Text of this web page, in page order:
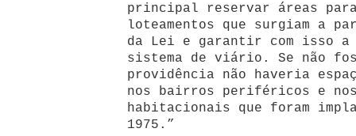
principal reservar áreas
loteamentos que surgiam a
da Lei e garantir com isso a
sistema de viário. Se não
providência não haveria
nos bairros periféricos e
habitacionais que foram
1975.”